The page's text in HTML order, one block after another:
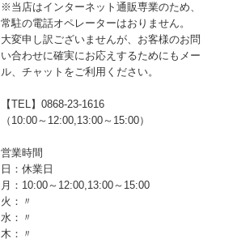
※当店はインターネット通販専業のため、
常駐の電話オペレーターはおりません。
大変申し訳ございませんが、お客様のお問
い合わせに確実にお応えするためにもメー
ル、チャットをご利用ください。
【TEL】0868-23-1616
（10:00～12:00,13:00～15:00）
営業時間
日：休業日
月：10:00～12:00,13:00～15:00
火：〃
水：〃
木：〃